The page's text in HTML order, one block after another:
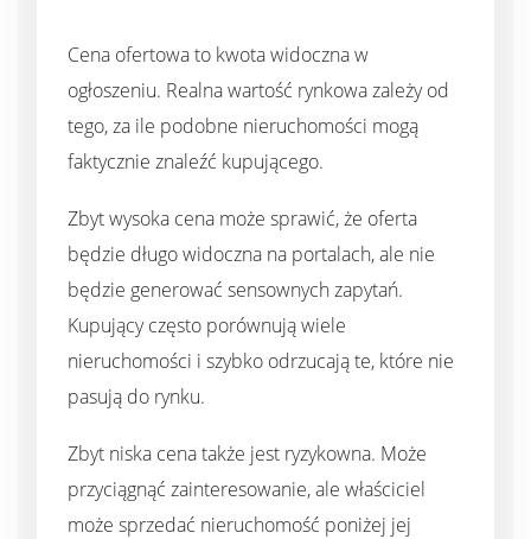
Cena ofertowa to kwota widoczna w
ogłoszeniu. Realna wartość rynkowa zależy od
tego, za ile podobne nieruchomości mogą
faktycznie znaleźć kupującego.
Zbyt wysoka cena może sprawić, że oferta
będzie długo widoczna na portalach, ale nie
będzie generować sensownych zapytań.
Kupujący często porównują wiele
nieruchomości i szybko odrzucają te, które nie
pasują do rynku.
Zbyt niska cena także jest ryzykowna. Może
przyciągnąć zainteresowanie, ale właściciel
może sprzedać nieruchomość poniżej jej